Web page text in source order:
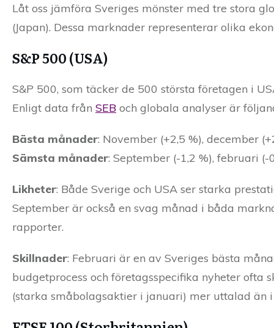
Låt oss jämföra Sveriges mönster med tre stora
(Japan). Dessa marknader representerar olika
S&P 500 (USA)
S&P 500, som täcker de 500 största företagen i
Enligt data från SEB och globala analyser är
Bästa månader: November (+2,5 %), december
Sämsta månader: September (-1,2 %), februari (-
Likheter: Både Sverige och USA ser starka
September är också en svag månad i båda
rapporter.
Skillnader: Februari är en av Sveriges bästa
budgetprocess och företagsspecifika nyheter ofta
(starka småbolagsaktier i januari) mer uttalad än i